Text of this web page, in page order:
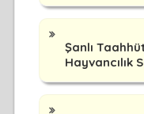
Şanlı
Hayvancılık